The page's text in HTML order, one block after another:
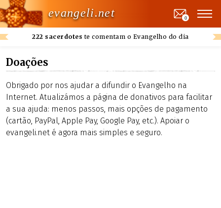
evangeli.net
222 sacerdotes te comentam o Evangelho do dia
0
Doações
Obrigado por nos ajudar a difundir o Evangelho na
Internet. Atualizámos a página de donativos para facilitar
a sua ajuda: menos passos, mais opções de pagamento
(cartão, PayPal, Apple Pay, Google Pay, etc.). Apoiar o
evangeli.net é agora mais simples e seguro.